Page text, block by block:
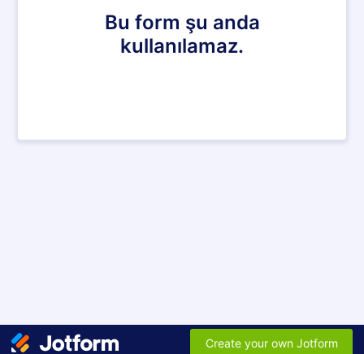
Bu form şu anda
kullanılamaz.
Create your own Jotform